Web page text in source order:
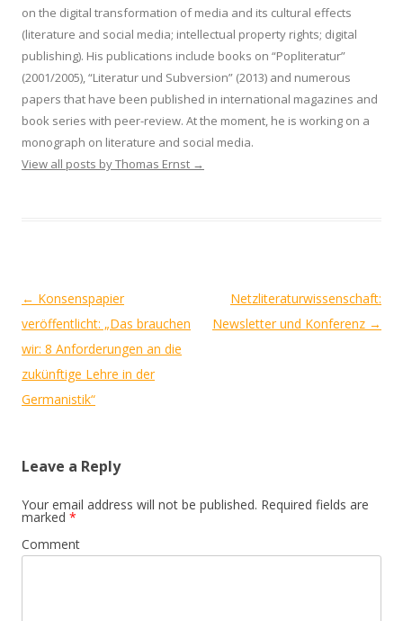
on the digital transformation of media and its cultural effects
(literature and social media; intellectual property rights; digital
publishing). His publications include books on “Popliteratur”
(2001/2005), “Literatur und Subversion” (2013) and numerous
papers that have been published in international magazines and
book series with peer-review. At the moment, he is working on a
monograph on literature and social media.
View all posts by Thomas Ernst →
Post
navigation
← Konsenspapier
veröffentlicht: „Das brauchen
wir: 8 Anforderungen an die
zukünftige Lehre in der
Germanistik“
Netzliteraturwissenschaft:
Newsletter und Konferenz →
Leave a Reply
Your email address will not be published. Required fields are
marked *
Comment